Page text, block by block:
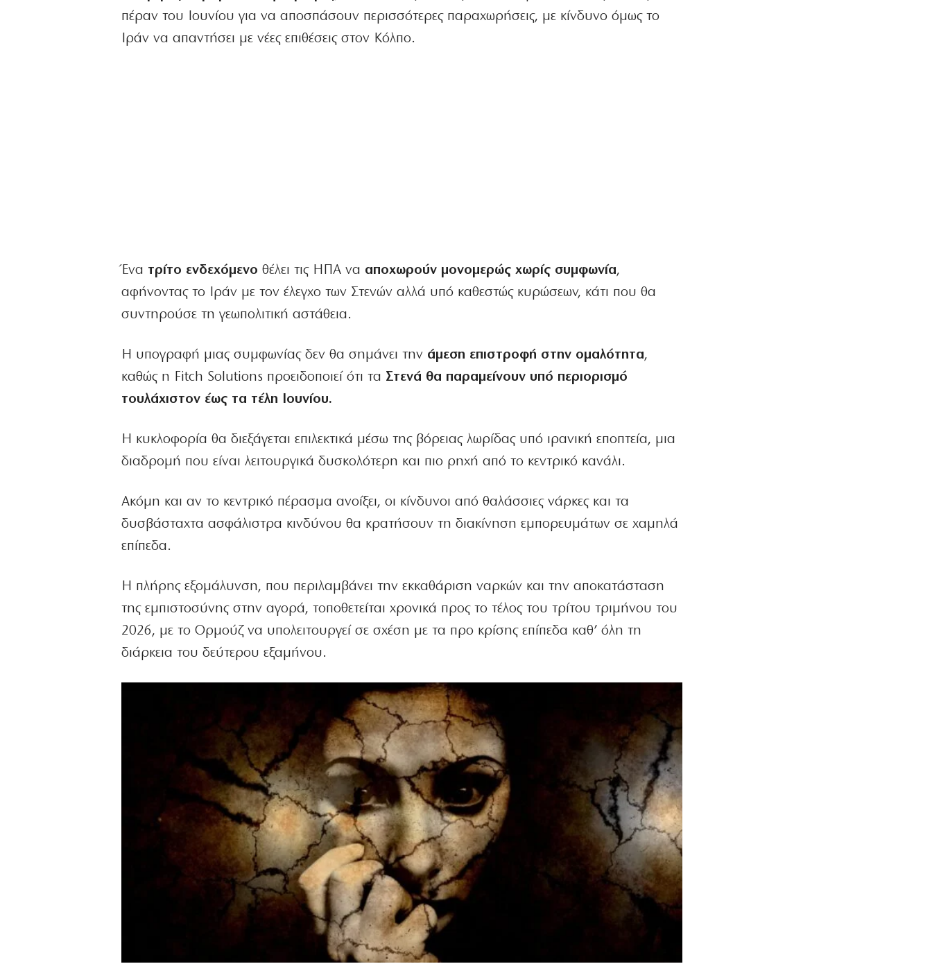
πέραν του Ιουνίου για να αποσπάσουν περισσότερες παραχωρήσεις, με κίνδυνο όμως το
Ιράν να απαντήσει με νέες επιθέσεις στον Κόλπο.
Ένα τρίτο ενδεχόμενο θέλει τις ΗΠΑ να αποχωρούν μονομερώς χωρίς συμφωνία,
αφήνοντας το Ιράν με τον έλεγχο των Στενών αλλά υπό καθεστώς κυρώσεων, κάτι που θα
συντηρούσε τη γεωπολιτική αστάθεια.
Η υπογραφή μιας συμφωνίας δεν θα σημάνει την άμεση επιστροφή στην ομαλότητα,
καθώς η Fitch Solutions προειδοποιεί ότι τα Στενά θα παραμείνουν υπό περιορισμό
τουλάχιστον έως τα τέλη Ιουνίου.
Η κυκλοφορία θα διεξάγεται επιλεκτικά μέσω της βόρειας λωρίδας υπό ιρανική εποπτεία, μια
διαδρομή που είναι λειτουργικά δυσκολότερη και πιο ρηχή από το κεντρικό κανάλι.
Ακόμη και αν το κεντρικό πέρασμα ανοίξει, οι κίνδυνοι από θαλάσσιες νάρκες και τα
δυσβάσταχτα ασφάλιστρα κινδύνου θα κρατήσουν τη διακίνηση εμπορευμάτων σε χαμηλά
επίπεδα.
Η πλήρης εξομάλυνση, που περιλαμβάνει την εκκαθάριση ναρκών και την αποκατάσταση
της εμπιστοσύνης στην αγορά, τοποθετείται χρονικά προς το τέλος του τρίτου τριμήνου του
2026, με το Ορμούζ να υπολειτουργεί σε σχέση με τα προ κρίσης επίπεδα καθ’ όλη τη
διάρκεια του δεύτερου εξαμήνου.